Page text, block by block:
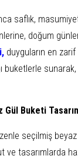
saflık,
doğum
, duyguların en
buketlerle
Buketi
seçilmiş
ve tasarımlarda